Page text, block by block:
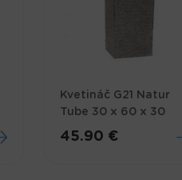
Kvetináč G21 Natur
Tube 30 x 60 x 30
45.90 €